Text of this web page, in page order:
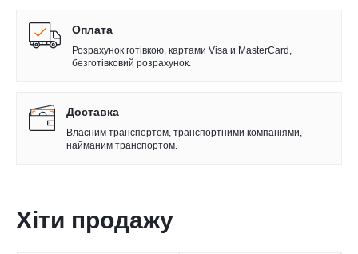
Оплата
Розрахунок готівкою, картами Visa и MasterCard,
безготівковий розрахунок.
Доставка
Власним транспортом, транспортними компаніями,
найманим транспортом.
Хіти продажу